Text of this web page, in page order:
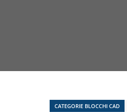
CATEGORIE BLOCCHI CAD